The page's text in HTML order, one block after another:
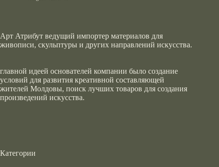
Арт Атрибут ведущий импортер материалов для
живописи, скульптуры и других направлений искусства.
главной идеей основателей компании было создание
условий для развития креативной составляющей
жителей Молдовы, поиск лучших товаров для создания
произведений искусства.
Категории